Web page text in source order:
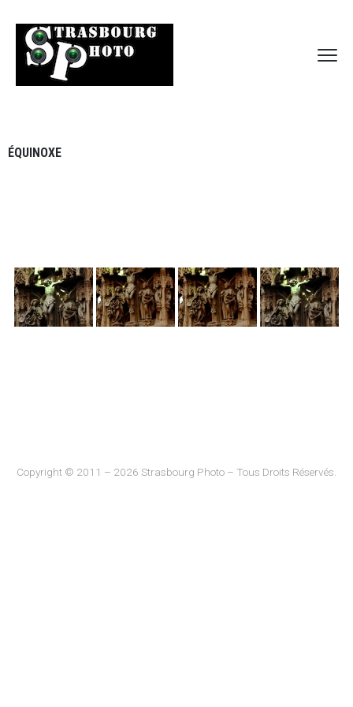
ÉQUINOXE
Copyright © 2011 – 2026 Strasbourg Photo – Tous Droits Réservés.